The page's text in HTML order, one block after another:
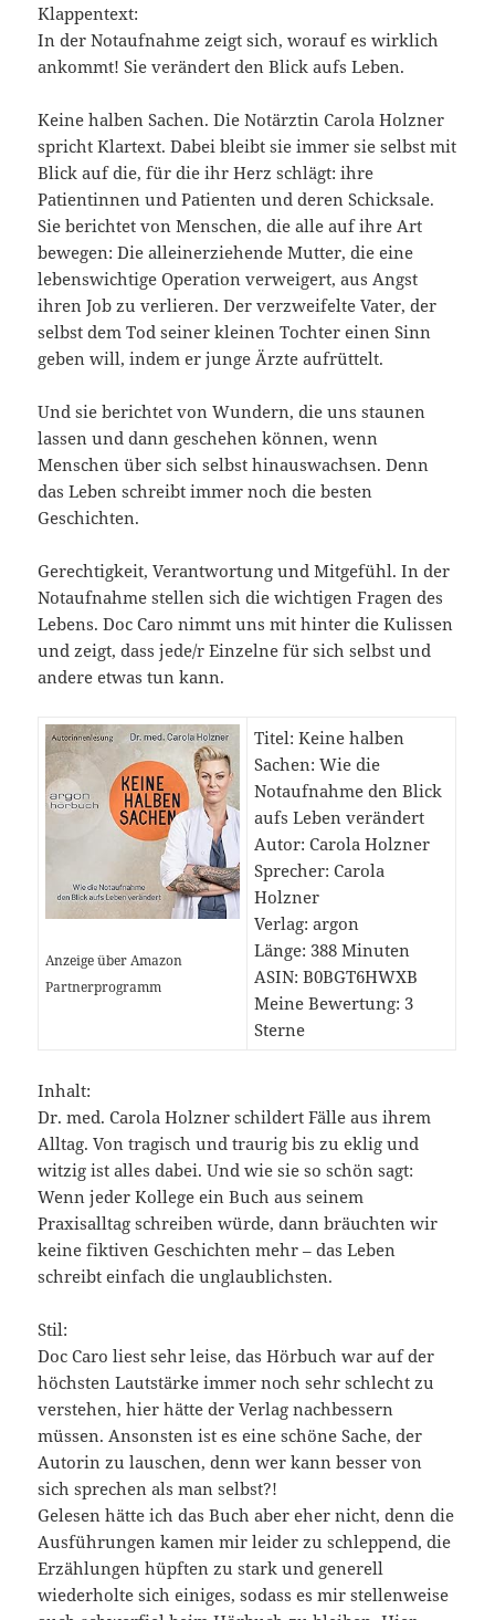
Klappentext:
In der Notaufnahme zeigt sich, worauf es wirklich
ankommt! Sie verändert den Blick aufs Leben.
Keine halben Sachen. Die Notärztin Carola Holzner
spricht Klartext. Dabei bleibt sie immer sie selbst mit
Blick auf die, für die ihr Herz schlägt: ihre
Patientinnen und Patienten und deren Schicksale.
Sie berichtet von Menschen, die alle auf ihre Art
bewegen: Die alleinerziehende Mutter, die eine
lebenswichtige Operation verweigert, aus Angst
ihren Job zu verlieren. Der verzweifelte Vater, der
selbst dem Tod seiner kleinen Tochter einen Sinn
geben will, indem er junge Ärzte aufrüttelt.
Und sie berichtet von Wundern, die uns staunen
lassen und dann geschehen können, wenn
Menschen über sich selbst hinauswachsen. Denn
das Leben schreibt immer noch die besten
Geschichten.
Gerechtigkeit, Verantwortung und Mitgefühl. In der
Notaufnahme stellen sich die wichtigen Fragen des
Lebens. Doc Caro nimmt uns mit hinter die Kulissen
und zeigt, dass jede/r Einzelne für sich selbst und
andere etwas tun kann.
Anzeige über Amazon
Partnerprogramm
Titel: Keine halben
Sachen: Wie die
Notaufnahme den Blick
aufs Leben verändert
Autor: Carola Holzner
Sprecher: Carola
Holzner
Verlag: argon
Länge: 388 Minuten
ASIN: B0BGT6HWXB
Meine Bewertung: 3
Sterne
Inhalt:
Dr. med. Carola Holzner schildert Fälle aus ihrem
Alltag. Von tragisch und traurig bis zu eklig und
witzig ist alles dabei. Und wie sie so schön sagt:
Wenn jeder Kollege ein Buch aus seinem
Praxisalltag schreiben würde, dann bräuchten wir
keine fiktiven Geschichten mehr – das Leben
schreibt einfach die unglaublichsten.
Stil:
Doc Caro liest sehr leise, das Hörbuch war auf der
höchsten Lautstärke immer noch sehr schlecht zu
verstehen, hier hätte der Verlag nachbessern
müssen. Ansonsten ist es eine schöne Sache, der
Autorin zu lauschen, denn wer kann besser von
sich sprechen als man selbst?!
Gelesen hätte ich das Buch aber eher nicht, denn die
Ausführungen kamen mir leider zu schleppend, die
Erzählungen hüpften zu stark und generell
wiederholte sich einiges, sodass es mir stellenweise